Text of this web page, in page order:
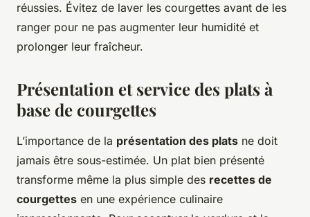
réussies. Évitez de laver les courgettes avant de les
ranger pour ne pas augmenter leur humidité et
prolonger leur fraîcheur.
Présentation et service des plats à
base de courgettes
L’importance de la présentation des plats ne doit
jamais être sous-estimée. Un plat bien présenté
transforme même la plus simple des recettes de
courgettes en une expérience culinaire